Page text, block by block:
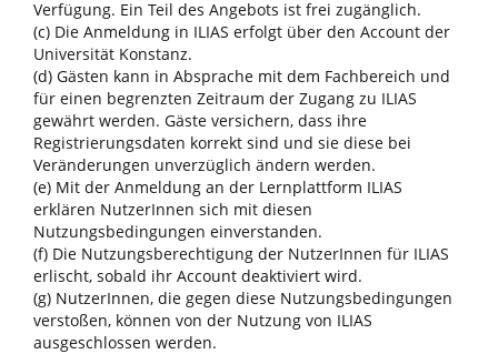
Verfügung. Ein Teil des Angebots ist frei zugänglich.
(c) Die Anmeldung in ILIAS erfolgt über den Account der
Universität Konstanz.
(d) Gästen kann in Absprache mit dem Fachbereich und
für einen begrenzten Zeitraum der Zugang zu ILIAS
gewährt werden. Gäste versichern, dass ihre
Registrierungsdaten korrekt sind und sie diese bei
Veränderungen unverzüglich ändern werden.
(e) Mit der Anmeldung an der Lernplattform ILIAS
erklären NutzerInnen sich mit diesen
Nutzungsbedingungen einverstanden.
(f) Die Nutzungsberechtigung der NutzerInnen für ILIAS
erlischt, sobald ihr Account deaktiviert wird.
(g) NutzerInnen, die gegen diese Nutzungsbedingungen
verstoßen, können von der Nutzung von ILIAS
ausgeschlossen werden.